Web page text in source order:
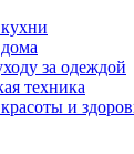
за одеждой
техника
и